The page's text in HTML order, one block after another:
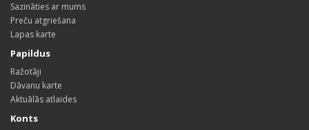
Sazināties ar mums
Preču atgriešana
Lapas karte
Papildus
Ražotāji
Dāvanu karte
Aktuālās atlaides
Konts